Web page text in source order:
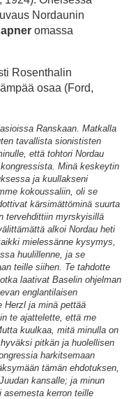
Nordaunin
omassa
Rosenthalin
osaa (Ford,
Ranskaan. Matkalla
tavallista sionististen
että tohtori Nordau
Minä keskeytin
ja kuullakseni
kokoussaliin, oli se
kärsimättöminä suurta
tervehdittiin myrskyisillä
alkoi Nordau heti
mielessänne kysymys,
huulillenne, ja se
teille siihen. Te tahdotte
laativat Baselin ohjelman
englantilaisen
Herzl ja minä pettää
te ajattelette, että me
kuulkaa, mitä minulla on
pitkän ja huolellisen
harkitsemaan
tämän ehdotuksen,
kansalle; ja minun
kerron teille